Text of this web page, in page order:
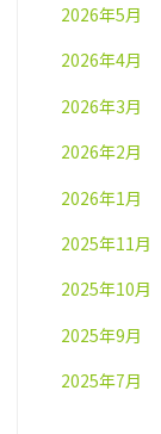
2026年5月
2026年4月
2026年3月
2026年2月
2026年1月
2025年11月
2025年10月
2025年9月
2025年7月